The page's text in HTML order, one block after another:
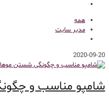
همه
مدیر سایت
2020-09-20
شامپو مناسب و